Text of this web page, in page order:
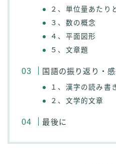
２、単位量あたり
３、数の概念
４、平面図形
５、文章題
国語の振り返り・感
１、漢字の読み書
２、文学的文章
最後に